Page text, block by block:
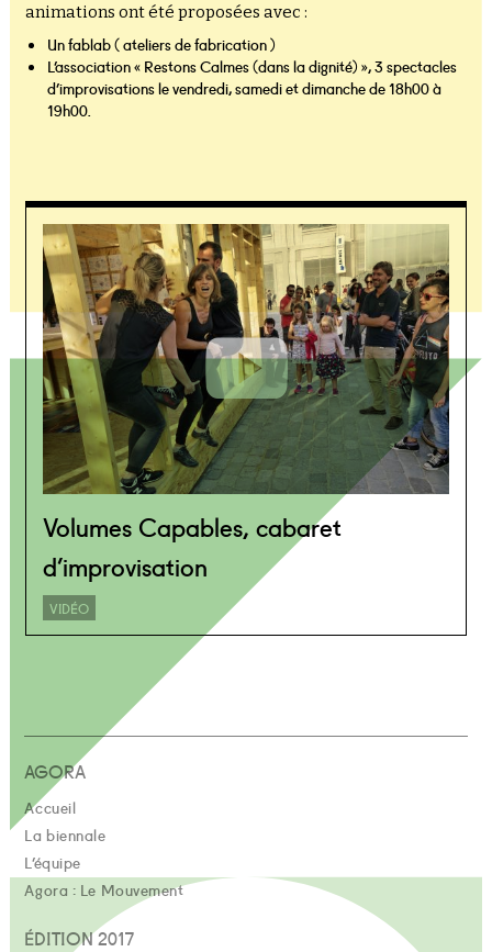
animations ont été proposées avec :
Un fablab ( ateliers de fabrication )
L’association « Restons Calmes (dans la dignité) », 3 spectacles
d’improvisations le vendredi, samedi et dimanche de 18h00 à
19h00.
Volumes Capables, cabaret
d’improvisation
VIDÉO
AGORA
Accueil
La biennale
L’équipe
Agora : Le Mouvement
ÉDITION 2017